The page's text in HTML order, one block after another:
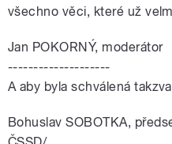
všechno věci, které už
Jan POKORNÝ, moderátor
--------------------
A aby byla schválená
Bohuslav SOBOTKA,